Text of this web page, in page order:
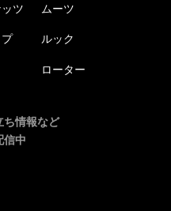
ツ ムーツ
ルック
ローター
ち情報など
信中